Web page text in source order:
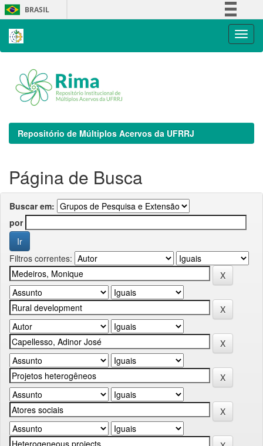
Skip
navigation
BRASIL
Repositório de Múltiplos Acervos da UFRRJ
Página de Busca
Buscar em:
por
Filtros correntes: